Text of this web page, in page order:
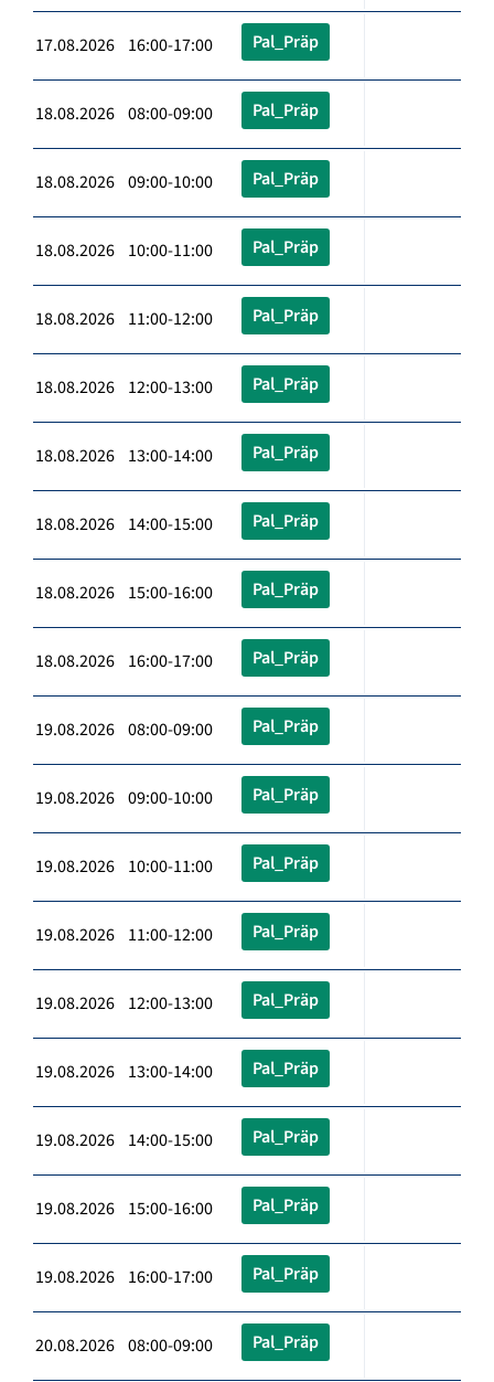
17.08.2026 16:00-17:00 Pal_Präp
18.08.2026 08:00-09:00 Pal_Präp
18.08.2026 09:00-10:00 Pal_Präp
18.08.2026 10:00-11:00 Pal_Präp
18.08.2026 11:00-12:00 Pal_Präp
18.08.2026 12:00-13:00 Pal_Präp
18.08.2026 13:00-14:00 Pal_Präp
18.08.2026 14:00-15:00 Pal_Präp
18.08.2026 15:00-16:00 Pal_Präp
18.08.2026 16:00-17:00 Pal_Präp
19.08.2026 08:00-09:00 Pal_Präp
19.08.2026 09:00-10:00 Pal_Präp
19.08.2026 10:00-11:00 Pal_Präp
19.08.2026 11:00-12:00 Pal_Präp
19.08.2026 12:00-13:00 Pal_Präp
19.08.2026 13:00-14:00 Pal_Präp
19.08.2026 14:00-15:00 Pal_Präp
19.08.2026 15:00-16:00 Pal_Präp
19.08.2026 16:00-17:00 Pal_Präp
20.08.2026 08:00-09:00 Pal_Präp